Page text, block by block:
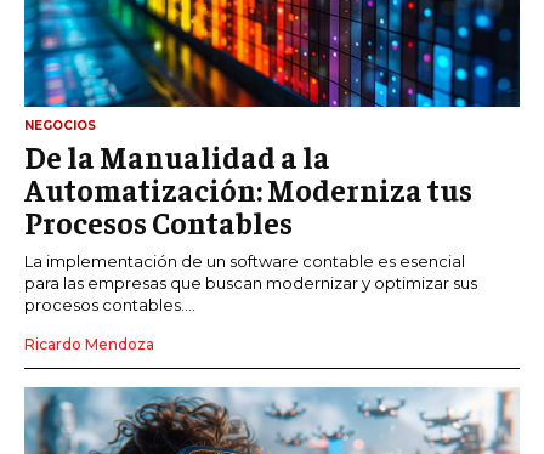
NEGOCIOS
De la Manualidad a la
Automatización: Moderniza tus
Procesos Contables
La implementación de un software contable es esencial
para las empresas que buscan modernizar y optimizar sus
procesos contables....
Ricardo Mendoza